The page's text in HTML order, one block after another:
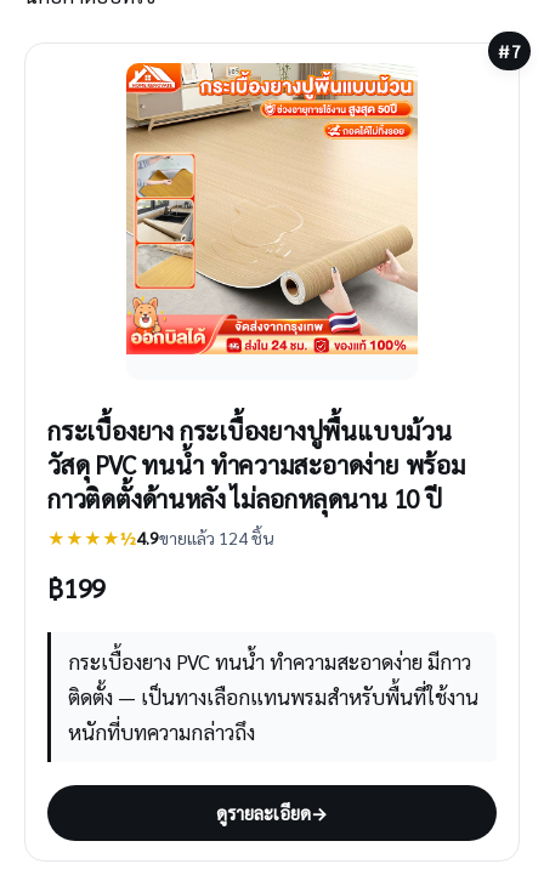
#7
กระเบื้องยาง กระเบื้องยางปูพื้นแบบม้วน
วัสดุ PVC ทนน้ำ ทำความสะอาดง่าย พร้อม
กาวติดตั้งด้านหลัง ไม่ลอกหลุดนาน 10 ปี
★★★★½4.9ขายแล้ว 124 ชิ้น
฿199
กระเบื้องยาง PVC ทนน้ำ ทำความสะอาดง่าย มีกาว
ติดตั้ง — เป็นทางเลือกแทนพรมสำหรับพื้นที่ใช้งาน
หนักที่บทความกล่าวถึง
ดูรายละเอียด→